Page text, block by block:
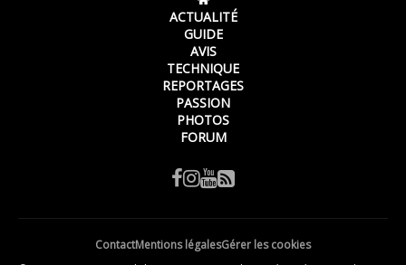
ACTUALITÉ
GUIDE
AVIS
TECHNIQUE
REPORTAGES
PASSION
PHOTOS
FORUM
ContactMentions légalesGérer les cookies